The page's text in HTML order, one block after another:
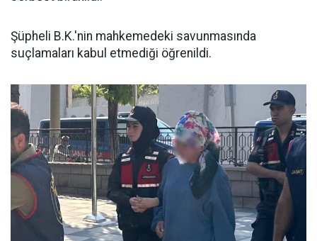
Şüpheli B.K.'nin mahkemedeki savunmasında
suçlamaları kabul etmediği öğrenildi.